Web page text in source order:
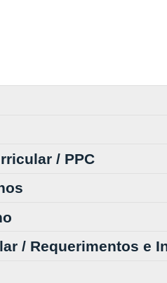
/ PPC
/ Requerimentos e